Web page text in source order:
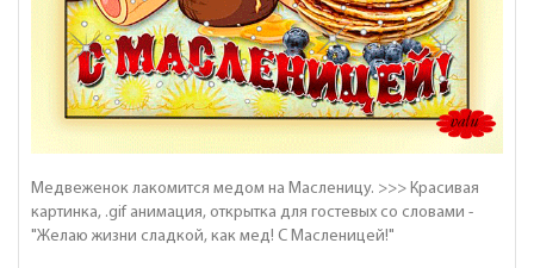
Медвеженок лакомится медом на Масленицу. >>> Красивая
картинка, .gif анимация, открытка для гостевых со словами -
"Желаю жизни сладкой, как мед! С Масленицей!"